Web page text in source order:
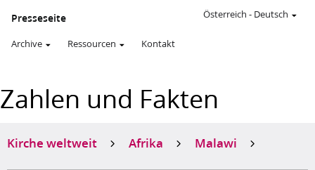
Presseseite
Archive Ressourcen Kontakt
Österreich - Deutsch
Zahlen und Fakten
Kirche weltweit Afrika Malawi